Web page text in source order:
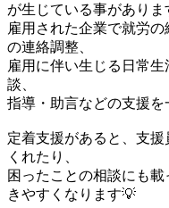
が生じている事がありま
雇用された企業で就労
の連絡調整、
雇用に伴い生じる日常
談、
指導・助言などの支援を
定着支援があると、支
くれたり、
困ったことの相談にも
きやすくなります💡